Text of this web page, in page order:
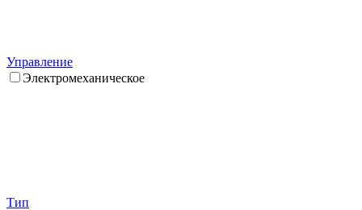
Управление
Электромеханическое
Тип